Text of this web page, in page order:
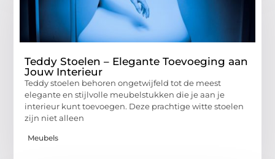
Teddy Stoelen – Elegante Toevoeging aan
Jouw Interieur
Teddy stoelen behoren ongetwijfeld tot de meest
elegante en stijlvolle meubelstukken die je aan je
interieur kunt toevoegen. Deze prachtige witte stoelen
zijn niet alleen
Meubels